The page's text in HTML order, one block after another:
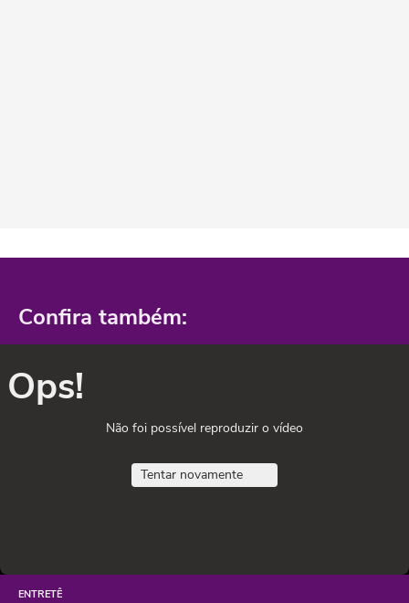
Confira também:
Ops!
Não foi possível reproduzir o vídeo
Tentar novamente
ENTRETÊ